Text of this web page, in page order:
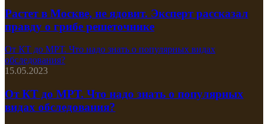
Растет в Москве, не ядовит. Эксперт рассказал
правду о грибе решеточнике
От КТ до МРТ. Что надо знать о популярных видах
обследования?
15.05.2023
От КТ до МРТ. Что надо знать о популярных
видах обследования?